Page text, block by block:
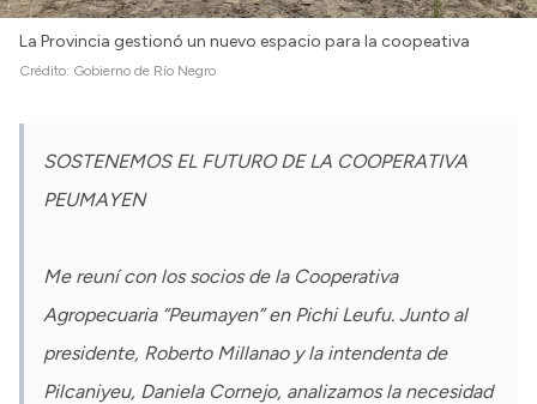
La Provincia gestionó un nuevo espacio para la coopeativa
Crédito: Gobierno de Río Negro
SOSTENEMOS EL FUTURO DE LA COOPERATIVA
PEUMAYEN
Me reuní con los socios de la Cooperativa
Agropecuaria “Peumayen” en Pichi Leufu. Junto al
presidente, Roberto Millanao y la intendenta de
Pilcaniyeu, Daniela Cornejo, analizamos la necesidad